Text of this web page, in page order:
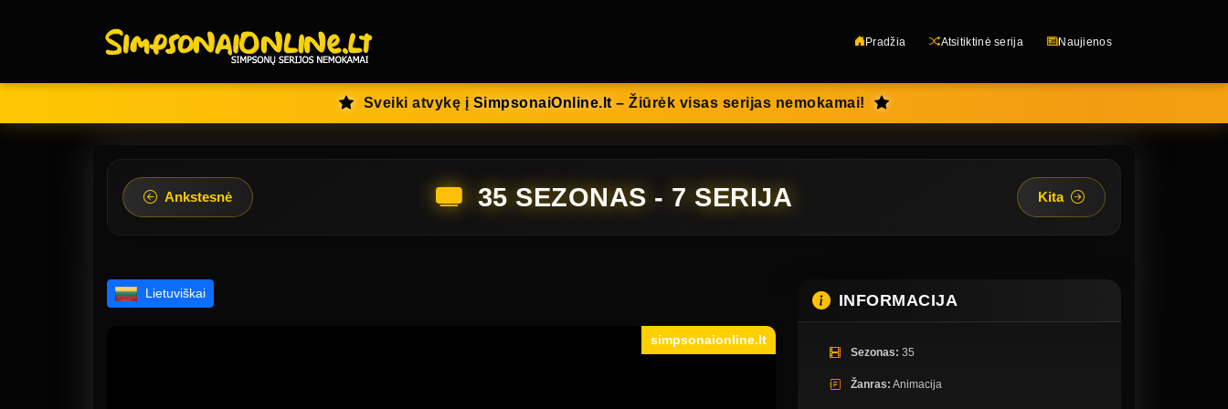
Pradžia Atsitiktinė serija Naujienos
Sveiki atvykę į SimpsonaiOnline.lt – Žiūrėk visas serijas nemokamai!
Ankstesnė 35 SEZONAS - 7 SERIJA Kita
Lietuviškai
simpsonaionline.lt
INFORMACIJA
Sezonas: 35
Žanras: Animacija